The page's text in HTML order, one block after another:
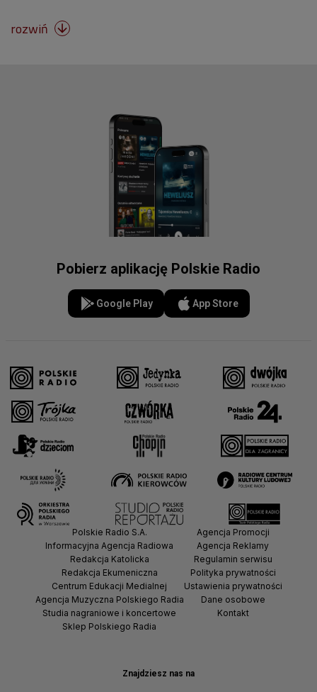
rozwiń 
Pobierz aplikację Polskie Radio
Google Play App Store
Znajdziesz nas na
Polskie Radio S.A.
Informacyjna Agencja Radiowa
Redakcja Katolicka
Redakcja Ekumeniczna
Centrum Edukacji Medialnej
Agencja Muzyczna Polskiego Radia
Studia nagraniowe i koncertowe
Sklep Polskiego Radia
Agencja Promocji
Agencja Reklamy
Regulamin serwisu
Polityka prywatności
Ustawienia prywatności
Dane osobowe
Kontakt